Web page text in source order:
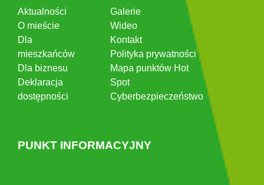
Aktualności
O mieście
Dla
mieszkańców
Dla biznesu
Deklaracja
dostępności
Galerie
Wideo
Kontakt
Polityka prywatności
Mapa punktów Hot
Spot
Cyberbezpieczeństwo
PUNKT INFORMACYJNY